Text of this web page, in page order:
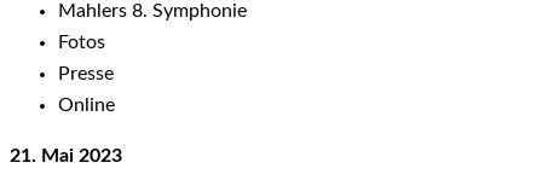
Mahlers 8. Symphonie
Fotos
Presse
Online
21. Mai 2023